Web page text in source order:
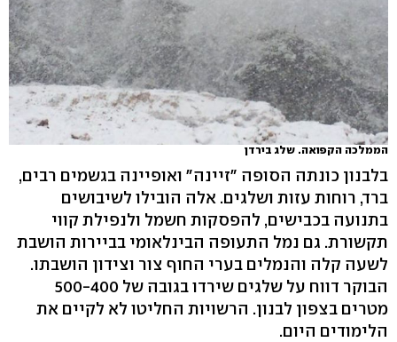
הממלכה הקפואה. שלג בירדן
בלבנון כונתה הסופה "זיינה" ואופיינה בגשמים רבים,
ברד, רוחות עזות ושלגים. אלה הובילו לשיבושים
בתנועה בכבישים, להפסקות חשמל ולנפילת קווי
תקשורת. גם נמל התעופה הבינלאומי בביירות הושבת
לשעה קלה והנמלים בערי החוף צור וצידון הושבתו.
הבוקר דווח על שלגים שירדו בגובה של 500-400
מטרים בצפון לבנון. הרשויות החליטו לא לקיים את
הלימודים היום.